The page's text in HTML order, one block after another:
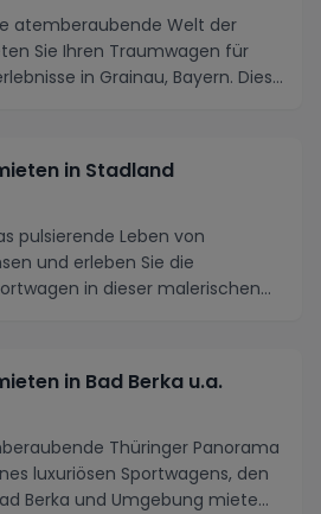
atemberaubende Welt der
Sie Ihren Traumwagen für
in Grainau, Bayern. Diese
in Stadland
pulsierende Leben von
und erleben Sie die
in dieser malerischen
in Bad Berka u.a.
Thüringer Panorama
luxuriösen Sportwagens, den
Berka und Umgebung miete...